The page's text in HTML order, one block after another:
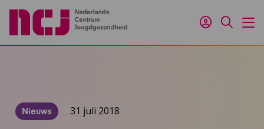
Inloggen
Zoeken
Nieuws 31 juli 2018